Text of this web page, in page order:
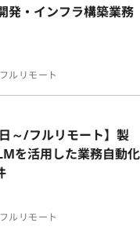
発・インフラ構築業務
フルリモート
～/フルリモート】製
を活用した業務自動化
フルリモート